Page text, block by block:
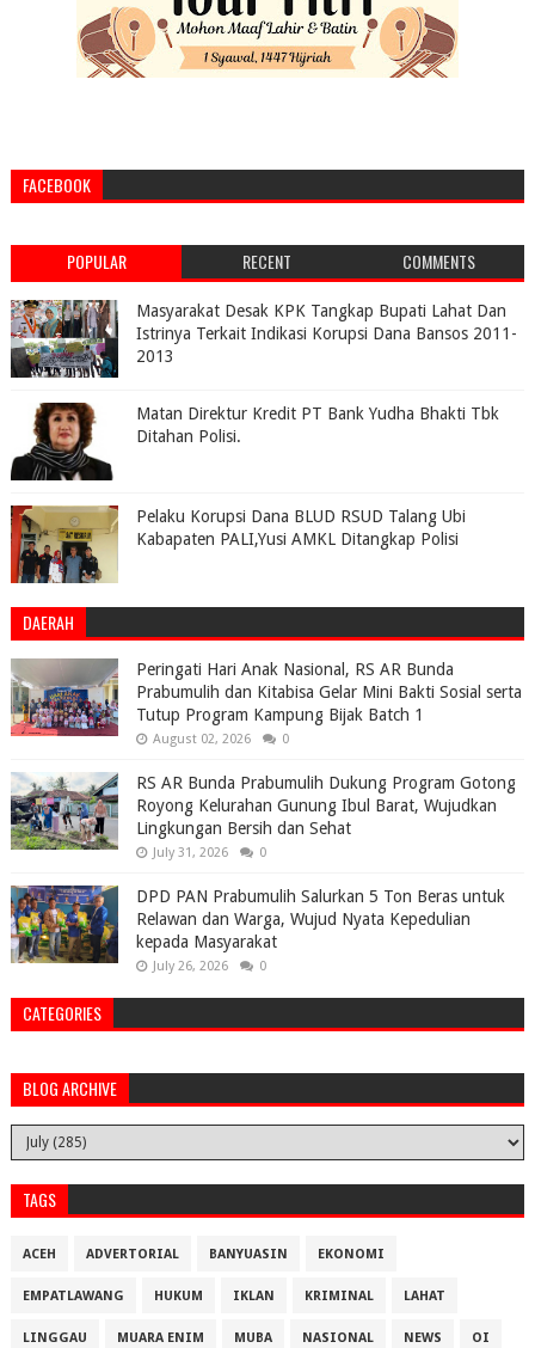
FACEBOOK
POPULAR RECENT COMMENTS
Masyarakat Desak KPK Tangkap Bupati Lahat Dan
Istrinya Terkait Indikasi Korupsi Dana Bansos 2011-
2013
Matan Direktur Kredit PT Bank Yudha Bhakti Tbk
Ditahan Polisi.
Pelaku Korupsi Dana BLUD RSUD Talang Ubi
Kabapaten PALI,Yusi AMKL Ditangkap Polisi
DAERAH
Peringati Hari Anak Nasional, RS AR Bunda
Prabumulih dan Kitabisa Gelar Mini Bakti Sosial serta
Tutup Program Kampung Bijak Batch 1
August 02, 2026 0
RS AR Bunda Prabumulih Dukung Program Gotong
Royong Kelurahan Gunung Ibul Barat, Wujudkan
Lingkungan Bersih dan Sehat
July 31, 2026 0
DPD PAN Prabumulih Salurkan 5 Ton Beras untuk
Relawan dan Warga, Wujud Nyata Kepedulian
kepada Masyarakat
July 26, 2026 0
CATEGORIES
BLOG ARCHIVE
TAGS
ACEH ADVERTORIAL BANYUASIN EKONOMI
EMPATLAWANG HUKUM IKLAN KRIMINAL LAHAT
LINGGAU MUARA ENIM MUBA NASIONAL NEWS OI